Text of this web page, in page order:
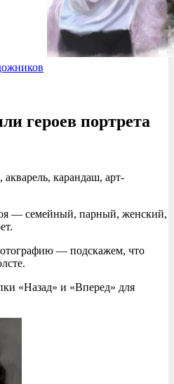
героев портрета
карандаш, арт-
— семейный, парный, женский,
— подскажем, что
«Назад» и «Вперед» для